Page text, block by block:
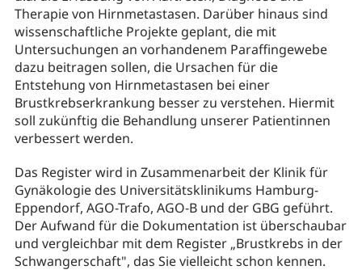
Therapie von Hirnmetastasen. Darüber hinaus sind
wissenschaftliche Projekte geplant, die mit
Untersuchungen an vorhandenem Paraffingewebe
dazu beitragen sollen, die Ursachen für die
Entstehung von Hirnmetastasen bei einer
Brustkrebserkrankung besser zu verstehen. Hiermit
soll zukünftig die Behandlung unserer Patientinnen
verbessert werden.
Das Register wird in Zusammenarbeit der Klinik für
Gynäkologie des Universitätsklinikums Hamburg-
Eppendorf, AGO-Trafo, AGO-B und der GBG geführt.
Der Aufwand für die Dokumentation ist überschaubar
und vergleichbar mit dem Register „Brustkrebs in der
Schwangerschaft", das Sie vielleicht schon kennen.